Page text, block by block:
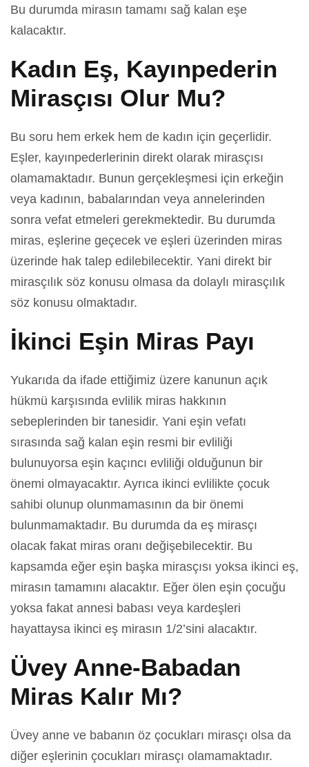
Bu durumda mirasın tamamı sağ kalan eşe
kalacaktır.
Kadın Eş, Kayınpederin
Mirasçısı Olur Mu?
Bu soru hem erkek hem de kadın için geçerlidir.
Eşler, kayınpederlerinin direkt olarak mirasçısı
olamamaktadır. Bunun gerçekleşmesi için erkeğin
veya kadının, babalarından veya annelerinden
sonra vefat etmeleri gerekmektedir. Bu durumda
miras, eşlerine geçecek ve eşleri üzerinden miras
üzerinde hak talep edilebilecektir. Yani direkt bir
mirasçılık söz konusu olmasa da dolaylı mirasçılık
söz konusu olmaktadır.
İkinci Eşin Miras Payı
Yukarıda da ifade ettiğimiz üzere kanunun açık
hükmü karşısında evlilik miras hakkının
sebeplerinden bir tanesidir. Yani eşin vefatı
sırasında sağ kalan eşin resmi bir evliliği
bulunuyorsa eşin kaçıncı evliliği olduğunun bir
önemi olmayacaktır. Ayrıca ikinci evlilikte çocuk
sahibi olunup olunmamasının da bir önemi
bulunmamaktadır. Bu durumda da eş mirasçı
olacak fakat miras oranı değişebilecektir. Bu
kapsamda eğer eşin başka mirasçısı yoksa ikinci eş,
mirasın tamamını alacaktır. Eğer ölen eşin çocuğu
yoksa fakat annesi babası veya kardeşleri
hayattaysa ikinci eş mirasın 1/2’sini alacaktır.
Üvey Anne-Babadan
Miras Kalır Mı?
Üvey anne ve babanın öz çocukları mirasçı olsa da
diğer eşlerinin çocukları mirasçı olamamaktadır.